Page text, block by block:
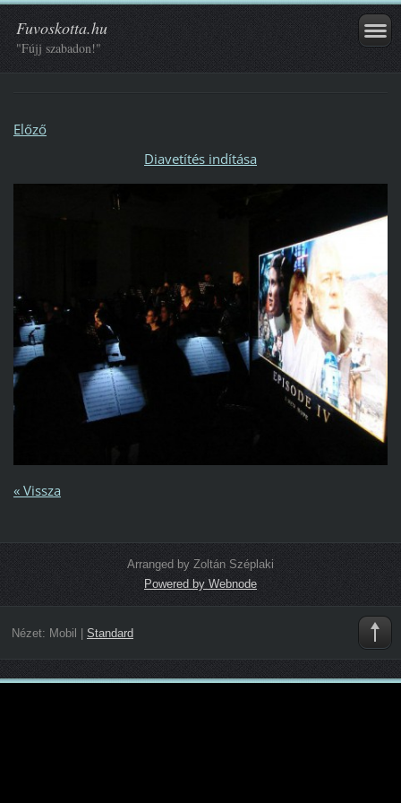
Fuvoskotta.hu
"Fújj szabadon!"
Előző
Diavetítés indítása
« Vissza
Arranged by Zoltán Széplaki
Powered by Webnode
Nézet: Mobil Standard